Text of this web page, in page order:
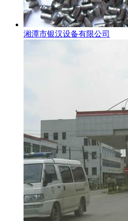
湘潭市银汉设备有限公司